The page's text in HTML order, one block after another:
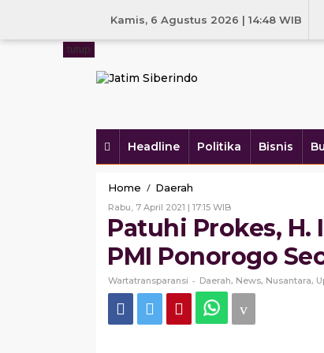
Kamis, 6 Agustus 2026 | 14:48 WIB
Headline Politika Bisnis
tutup
Home / Daerah
Prokes,
H.
Imam
Lantik
PMI
Ponorogo
Secara
Virtual
Rabu, 7 April 2021 | 17:15 WIBOleh
Wartatransparansi
Patuhi Prokes,
PMI Ponorogo
Wartatransparansi - Daerah, News, Nusantara,